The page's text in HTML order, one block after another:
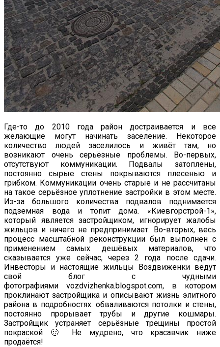
Где-то до 2010 года район достраивается и все
желающие могут начинать заселение. Некоторое
количество людей заселилось и живёт там, но
возникают очень серьёзные проблемы. Во-первых,
отсутствуют коммуникации. Подвалы затоплены,
постоянно сырые стены покрываются плесенью и
грибком. Коммуникации очень старые и не рассчитаны
на такое серьёзное уплотнение застройки в этом месте.
Из-за большого количества подвалов поднимается
подземная вода и топит дома. «Киевгорстрой-1»,
который является застройщиком, игнорирует жалобы
жильцов и ничего не предпринимает. Во-вторых, весь
процесс масштабной реконструкции был выполнен с
применением самых дешёвых материалов, что
сказывается уже сейчас, через 2 года после сдачи.
Инвесторы и настоящие жильцы Воздвиженки ведут
свой блог с чудными
фотографиями vozdvizhenka.blogspot.com, в котором
проклинают застройщика и описывают жизнь элитного
района в подробностях: обваливаются потолки и стены,
постоянно прорывает трубы и другие кошмары.
Застройщик устраняет серьёзные трещины простой
покраской 🙂 Не мудрено, что красавчик ниже
продаётся!